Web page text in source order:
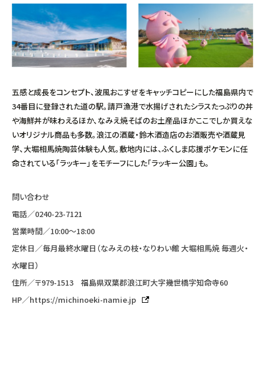
五感と成長をコンセプト、波風おこすぜをキャッチコピーにした福島県内で
34番目に登録された道の駅。請戸漁港で水揚げされたシラスたっぷりの丼
や海鮮丼が味わえるほか、なみえ焼そばのお土産品ほかここでしか買えな
いオリジナル商品も多数。浪江の酒蔵・鈴木酒造店のお酒販売や酒蔵見
学、大堀相馬焼陶芸体験も人気。敷地内には、ふくしま応援ポケモンに任
命されている「ラッキー」をモチーフにした「ラッキー公園」も。
問い合わせ
電話／0240-23-7121
営業時間／10:00〜18:00
定休日／毎月最終水曜日（なみえの枝・なりわい館 大堀相馬焼 毎週火・
水曜日）
住所／〒979-1513 福島県双葉郡浪江町大字幾世橋字知命寺60
HP／https://michinoeki-namie.jp